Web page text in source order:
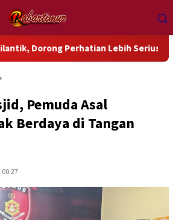
Perhatian Lebih Serius Terhadap Isu
Pemuda Asal
Berdaya di Tangan
00:27